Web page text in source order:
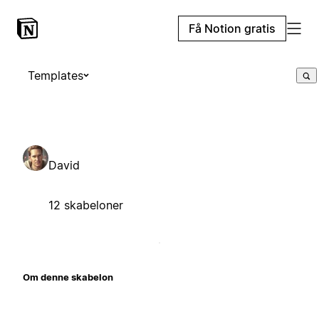
Få Notion gratis
Templates
David
12 skabeloner
Om denne skabelon